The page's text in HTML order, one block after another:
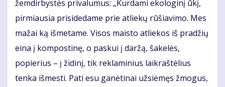
žemdirbystės privalumus: „Kurdami ekologinį ūkį,
pirmiausia prisidedame prie atliekų rūšiavimo. Mes
mažai ką išmetame. Visos maisto atliekos iš pradžių
eina į kompostinę, o paskui į daržą, šakelės,
popierius – į židinį, tik reklaminius laikraštėlius
tenka išmesti. Pati esu ganėtinai užsiėmęs žmogus,